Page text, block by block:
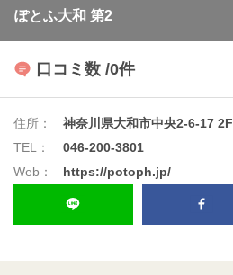
ぽとふ大和 第2
口コミ数 /0件
住所：
神奈川県大和市中央2-6-17 2F
TEL：
046-200-3801
Web：
https://potoph.jp/